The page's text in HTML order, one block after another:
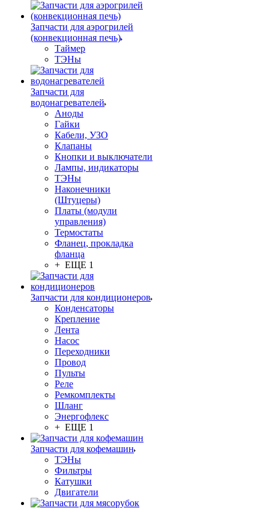
Запчасти для аэрогрилей
(конвекционная печь)
Таймер
ТЭНы
Запчасти для
водонагревателей
Аноды
Гайки
Кабели, УЗО
Клапаны
Кнопки и выключатели
Лампы, индикаторы
ТЭНы
Наконечники
(Штуцеры)
Платы (модули
управления)
Термостаты
Фланец, прокладка
фланца
+ ЕЩЕ 1
Запчасти для кондиционеров
Конденсаторы
Крепление
Лента
Насос
Переходники
Провод
Пульты
Реле
Ремкомплекты
Шланг
Энергофлекс
+ ЕЩЕ 1
Запчасти для кофемашин
ТЭНы
Фильтры
Катушки
Двигатели